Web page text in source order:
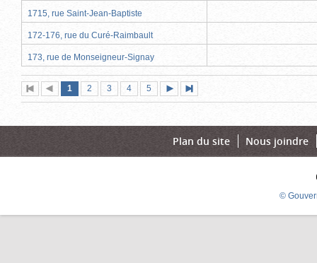
1715, rue Saint-Jean-Baptiste
172-176, rue du Curé-Raimbault
173, rue de Monseigneur-Signay
Première
page
Page
précédente
Page
1 (page
actuelle)
Page
2 Page
3 Page
4 Page
5
suivante
page
Plan du site Nous joindre
©